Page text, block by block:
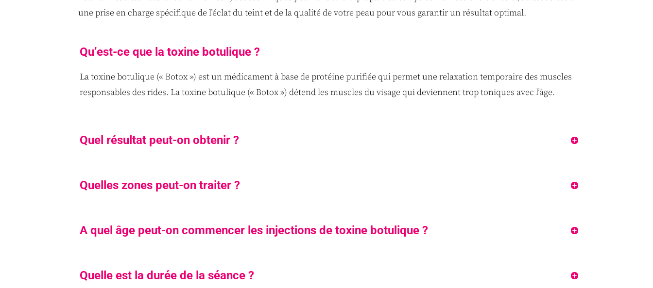
une prise en charge spécifique de l’éclat du teint et de la qualité de votre peau pour vous garantir un résultat optimal.
Qu’est-ce que la toxine botulique ?
La toxine botulique (« Botox ») est un médicament à base de protéine purifiée qui permet une relaxation temporaire des muscles
responsables des rides. La toxine botulique (« Botox ») détend les muscles du visage qui deviennent trop toniques avec l’âge.
Quel résultat peut-on obtenir ?
Quelles zones peut-on traiter ?
A quel âge peut-on commencer les injections de toxine botulique ?
Quelle est la durée de la séance ?